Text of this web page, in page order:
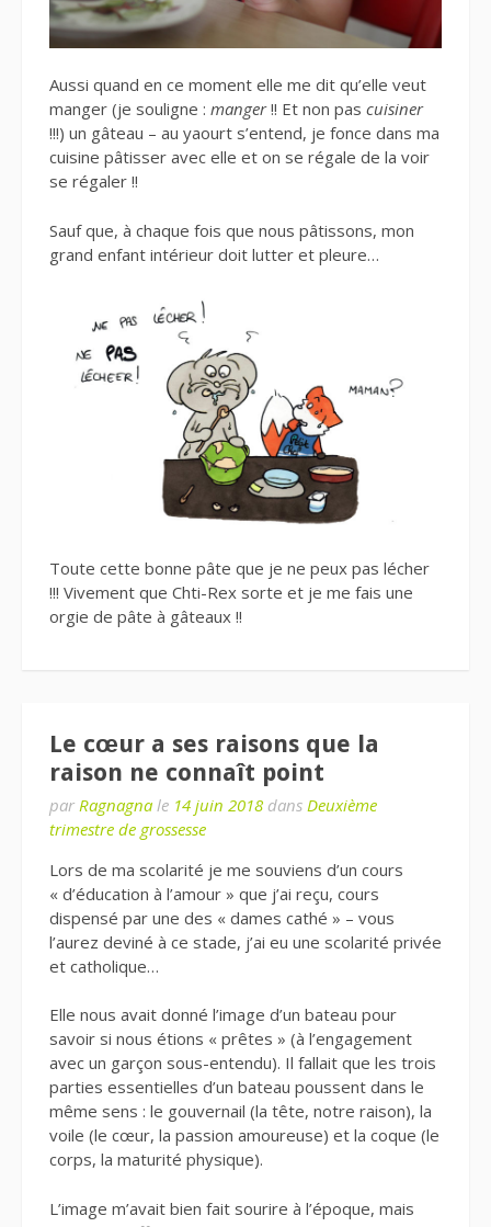
Aussi quand en ce moment elle me dit qu’elle veut
manger (je souligne : manger!! Et non pas cuisiner
!!!) un gâteau – au yaourt s’entend, je fonce dans ma
cuisine pâtisser avec elle et on se régale de la voir
se régaler !!
Sauf que, à chaque fois que nous pâtissons, mon
grand enfant intérieur doit lutter et pleure…
Toute cette bonne pâte que je ne peux pas lécher
!!! Vivement que Chti-Rex sorte et je me fais une
orgie de pâte à gâteaux !!
Le cœur a ses raisons que la
raison ne connaît point
par Ragnagna le 14 juin 2018 dans Deuxième
trimestre de grossesse
Lors de ma scolarité je me souviens d’un cours
« d’éducation à l’amour » que j’ai reçu, cours
dispensé par une des « dames cathé » – vous
l’aurez deviné à ce stade, j’ai eu une scolarité privée
et catholique…
Elle nous avait donné l’image d’un bateau pour
savoir si nous étions « prêtes » (à l’engagement
avec un garçon sous-entendu). Il fallait que les trois
parties essentielles d’un bateau poussent dans le
même sens : le gouvernail (la tête, notre raison), la
voile (le cœur, la passion amoureuse) et la coque (le
corps, la maturité physique).
L’image m’avait bien fait sourire à l’époque, mais